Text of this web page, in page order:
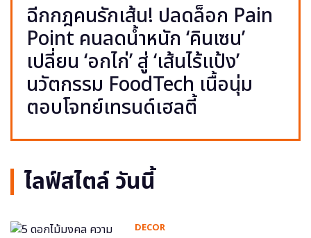
ฉีกกฎคนรักเส้น! ปลดล็อก Pain
Point คนลดน้ำหนัก ‘คินเซน’
เปลี่ยน ‘อกไก่’ สู่ ‘เส้นไร้แป้ง’
นวัตกรรม FoodTech เนื้อนุ่ม
ตอบโจทย์เทรนด์เฮลตี้
ไลฟ์สไตล์ วันนี้
DECOR